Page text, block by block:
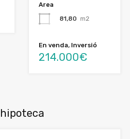
Area
81,80 m2
En venda, Inversió
214.000€